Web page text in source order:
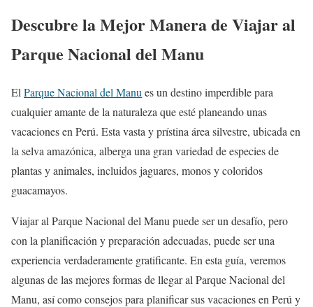
Descubre la Mejor Manera de Viajar al
Parque Nacional del Manu
El Parque Nacional del Manu es un destino imperdible para
cualquier amante de la naturaleza que esté planeando unas
vacaciones en Perú. Esta vasta y prístina área silvestre, ubicada en
la selva amazónica, alberga una gran variedad de especies de
plantas y animales, incluidos jaguares, monos y coloridos
guacamayos.
Viajar al Parque Nacional del Manu puede ser un desafío, pero
con la planificación y preparación adecuadas, puede ser una
experiencia verdaderamente gratificante. En esta guía, veremos
algunas de las mejores formas de llegar al Parque Nacional del
Manu, así como consejos para planificar sus vacaciones en Perú y